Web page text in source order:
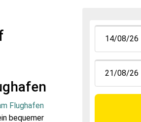
Flughafen
bequemer